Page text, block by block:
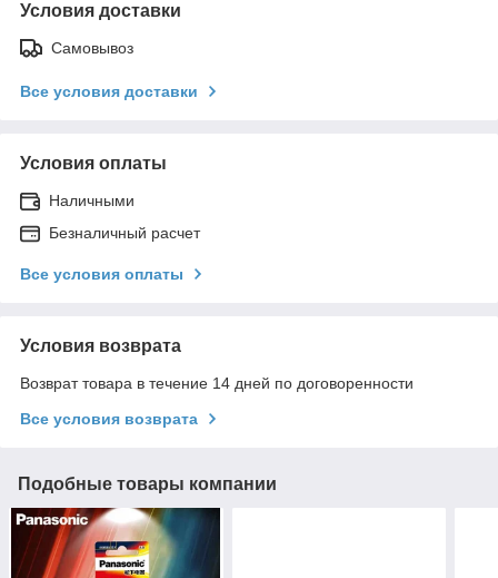
Условия доставки
Самовывоз
Все условия доставки
Условия оплаты
Наличными
Безналичный расчет
Все условия оплаты
Условия возврата
Возврат товара в течение 14 дней по договоренности
Все условия возврата
Подобные товары компании